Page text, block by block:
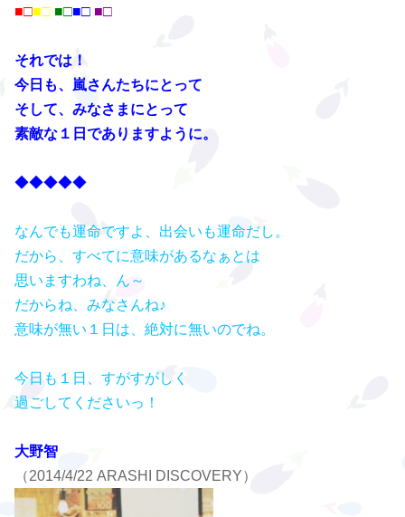
■□■□ ■□■□ ■□
それでは！
今日も、嵐さんたちにとって
そして、 みなさまにとって
素敵な１日でありますように。
◆◆◆◆◆
なんでも運命ですよ、出会いも運命だし。
だから、すべてに意味があるなぁとは
思いますわね、ん～
だからね、みなさんね♪
意味が無い１日は、絶対に無いのでね。
今日も１日、すがすがしく
過ごしてくださいっ！
大野智
（2014/4/22 ARASHI DISCOVERY）